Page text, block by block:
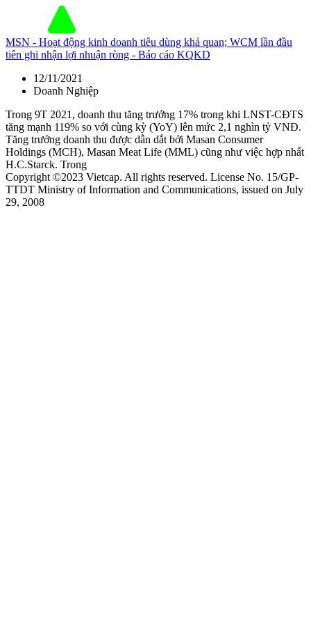
MSN - Hoạt động kinh doanh tiêu dùng khả quan; WCM lần đầu
tiên ghi nhận lợi nhuận ròng - Báo cáo KQKD
12/11/2021
Doanh Nghiệp
Trong 9T 2021, doanh thu tăng trưởng 17% trong khi LNST-CĐTS
tăng mạnh 119% so với cùng kỳ (YoY) lên mức 2,1 nghìn tỷ VNĐ.
Tăng trưởng doanh thu được dẫn dắt bởi Masan Consumer
Holdings (MCH), Masan Meat Life (MML) cũng như việc hợp nhất
H.C.Starck. Trong
Copyright ©2023 Vietcap. All rights reserved. License No. 15/GP-
TTDT Ministry of Information and Communications, issued on July
29, 2008